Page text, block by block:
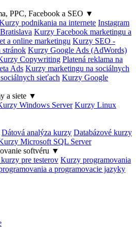
PPC, Facebook a SEO ▼
podnikania na internete Instagram
Kurzy Facebook marketingu a
a online marketingu Kurzy SEO -
stránok Kurzy Google Ads (AdWords)
Copywriting Platená reklama na
Ads Kurzy marketingu na sociálnych
sieťach Kurzy Google
a siete ▼
Windows Server Kurzy Linux
Dátová analýza kurzy Databázové kurzy
Microsoft SQL Server
softvéru ▼
pre testerov Kurzy programovania
a programovacie jazyky